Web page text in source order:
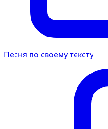
Песня по своему тексту